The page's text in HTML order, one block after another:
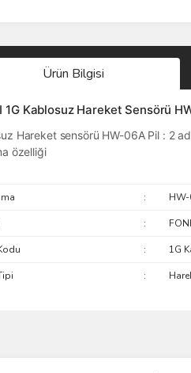
Ürün Bilgisi
1G Kablosuz Hareket Sensörü
Hareket sensörü HW-06A Pil : 2
özelliği
:
:
: 1G
: